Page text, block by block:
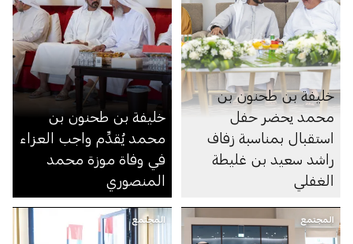
خليفة بن طحنون بن
محمد يحضر حفل
استقبال بمناسبة زفاف
راشد سعيد بن غليطة
الغفلي
خليفة بن طحنون بن
محمد يُقدِّم واجب العزاء
في وفاة موزة محمد
المنصوري
المجتمع المجتمع